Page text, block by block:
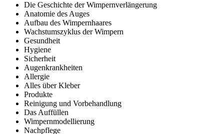
Die Geschichte der Wimpernverlängerung
Anatomie des Auges
Aufbau des Wimpernhaares
Wachstumszyklus der Wimpern
Gesundheit
Hygiene
Sicherheit
Augenkrankheiten
Allergie
Alles über Kleber
Produkte
Reinigung und Vorbehandlung
Das Auffüllen
Wimpernmodellierung
Nachpflege